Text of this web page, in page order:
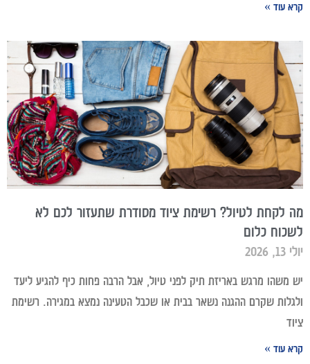
קרא עוד »
מה לקחת לטיול? רשימת ציוד מסודרת שתעזור לכם לא
לשכוח כלום
יולי 13, 2026
יש משהו מרגש באריזת תיק לפני טיול, אבל הרבה פחות כיף להגיע ליעד
ולגלות שקרם ההגנה נשאר בבית או שכבל הטעינה נמצא במגירה. רשימת
ציוד
קרא עוד »